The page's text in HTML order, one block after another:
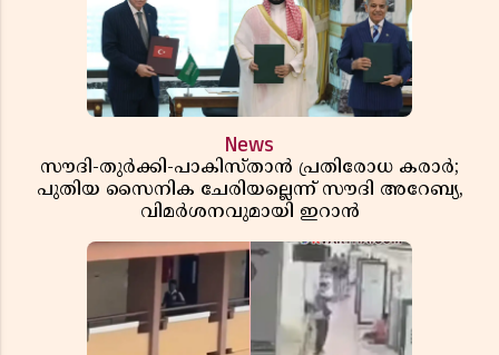
News
സൗദി-തുർക്കി-പാകിസ്താൻ പ്രതിരോധ കരാർ;
പുതിയ സൈനിക ചേരിയല്ലെന്ന് സൗദി അറേബ്യ,
വിമർശനവുമായി ഇറാൻ